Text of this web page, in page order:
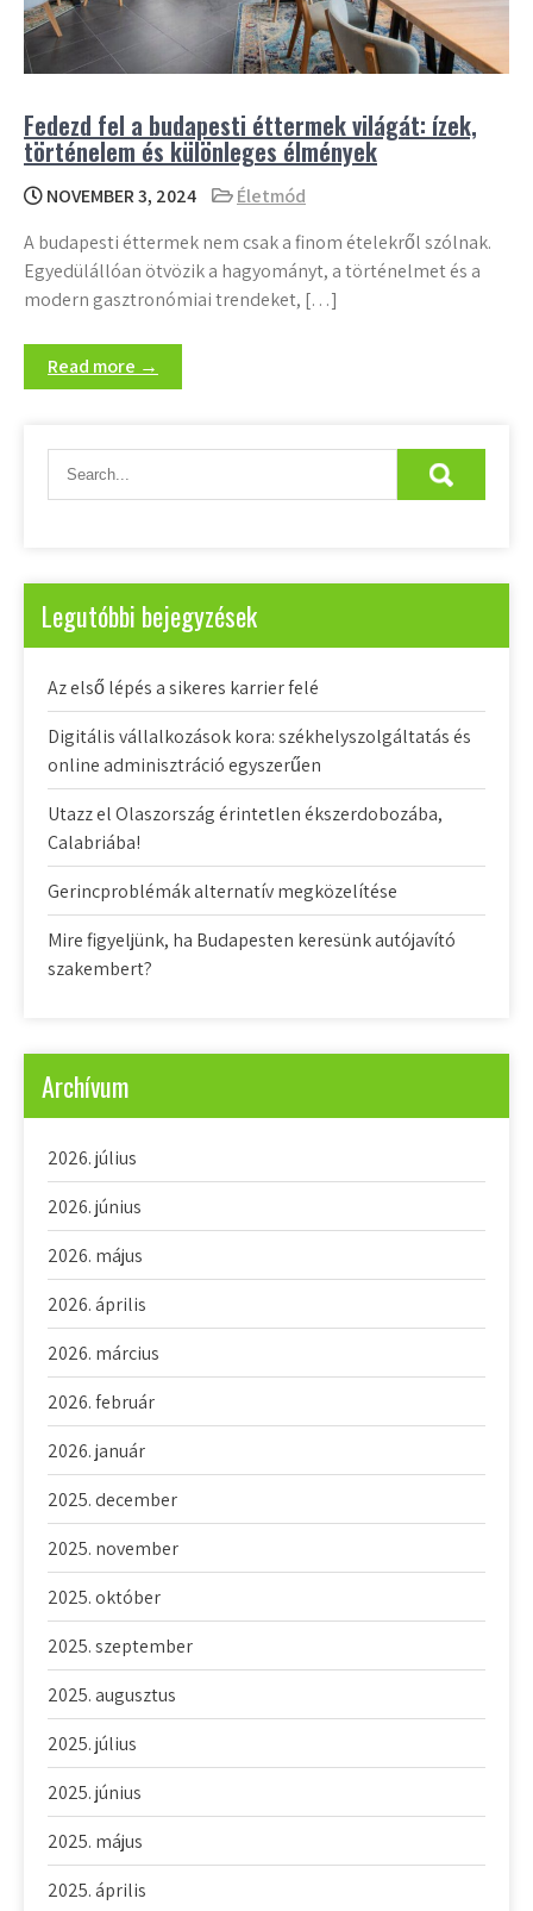
Fedezd fel a budapesti éttermek világát: ízek,
történelem és különleges élmények
NOVEMBER 3, 2024
Életmód
A budapesti éttermek nem csak a finom ételekről szólnak.
Egyedülállóan ötvözik a hagyományt, a történelmet és a
modern gasztronómiai trendeket, […]
Read more →
Legutóbbi bejegyzések
Az első lépés a sikeres karrier felé
Digitális vállalkozások kora: székhelyszolgáltatás és
online adminisztráció egyszerűen
Utazz el Olaszország érintetlen ékszerdobozába,
Calabriába!
Gerincproblémák alternatív megközelítése
Mire figyeljünk, ha Budapesten keresünk autójavító
szakembert?
Archívum
2026. július
2026. június
2026. május
2026. április
2026. március
2026. február
2026. január
2025. december
2025. november
2025. október
2025. szeptember
2025. augusztus
2025. július
2025. június
2025. május
2025. április